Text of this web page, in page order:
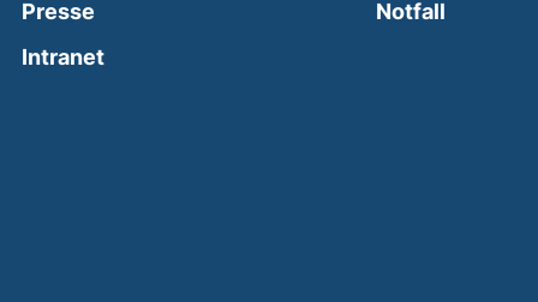
Presse
Intranet(external link, opens in a new window)
Notfall